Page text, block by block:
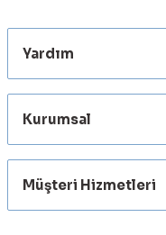
Yardım
Kurumsal
Müşteri Hizmetleri